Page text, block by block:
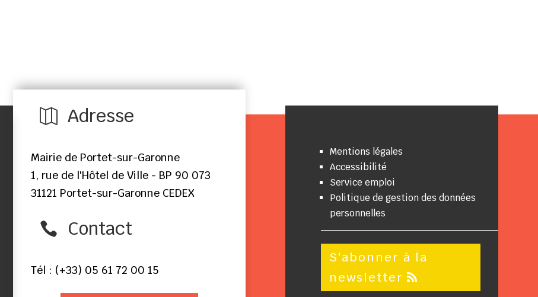
 Adresse
Mairie de Portet-sur-Garonne
1, rue de l'Hôtel de Ville - BP 90 073
31121 Portet-sur-Garonne CEDEX
 Contact
Tél : (+33) 05 61 72 00 15
Mentions légales
Accessibilité
Service emploi
Politique de gestion des données
personnelles
S'abonner à la
newsletter